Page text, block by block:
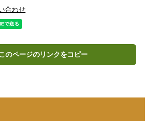
合わせ
のページのリンクをコピー